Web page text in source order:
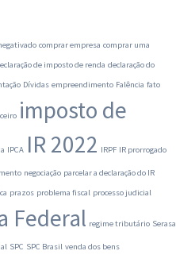
comprar empresa comprar uma
de imposto de renda declaração do
Dívidas empreendimento Falência fato
imposto de
IPCA IR 2022 IRPF IR prorrogado
negociação parcelar a declaração do IR
prazos problema fiscal processo judicial
Federal regime tributário Serasa
SPC SPC Brasil venda dos bens